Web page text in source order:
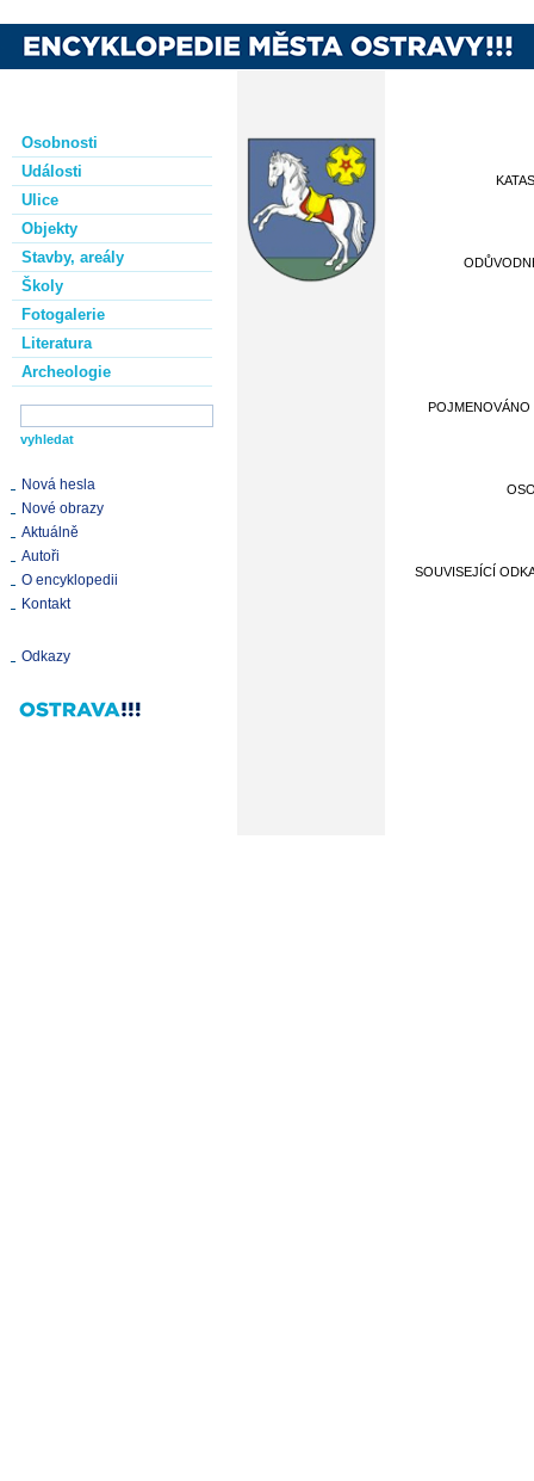
Osobnosti
Události
Ulice
Objekty
Stavby, areály
Školy
Fotogalerie
Literatura
Archeologie
Nová hesla
Nové obrazy
Aktuálně
Autoři
O encyklopedii
Kontakt
Odkazy
POJMENOVÁNO
SOUVISEJÍCÍ